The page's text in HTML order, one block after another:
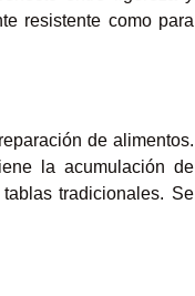
resistente como para
de alimentos.
la acumulación de
tradicionales. Se